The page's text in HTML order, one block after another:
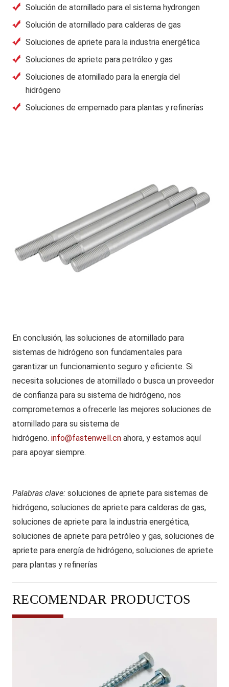
Solución de atornillado para el sistema hydrongen
Solución de atornillado para calderas de gas
Soluciones de apriete para la industria energética
Soluciones de apriete para petróleo y gas
Soluciones de atornillado para la energía del
hidrógeno
Soluciones de empernado para plantas y refinerías
En conclusión, las soluciones de atornillado para
sistemas de hidrógeno son fundamentales para
garantizar un funcionamiento seguro y eficiente. Si
necesita soluciones de atornillado o busca un proveedor
de confianza para su sistema de hidrógeno, nos
comprometemos a ofrecerle las mejores soluciones de
atornillado para su sistema de
hidrógeno. info@fastenwell.cn ahora, y estamos aquí
para apoyar siempre.
Palabras clave: soluciones de apriete para sistemas de
hidrógeno, soluciones de apriete para calderas de gas,
soluciones de apriete para la industria energética,
soluciones de apriete para petróleo y gas, soluciones de
apriete para energía de hidrógeno, soluciones de apriete
para plantas y refinerías
RECOMENDAR PRODUCTOS